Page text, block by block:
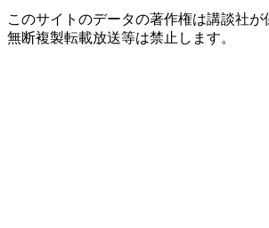
このサイトのデータの著作権は講談社が
無断複製転載放送等は禁止します。